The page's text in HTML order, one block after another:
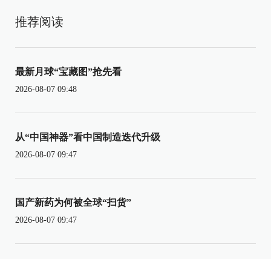
推荐阅读
最新月球“宝藏图”抢先看
2026-08-07 09:48
从“中国神器”看中国制造迭代升级
2026-08-07 09:47
国产新药为何被全球“扫货”
2026-08-07 09:47